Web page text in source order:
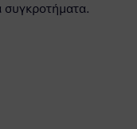
συγκροτήματα.